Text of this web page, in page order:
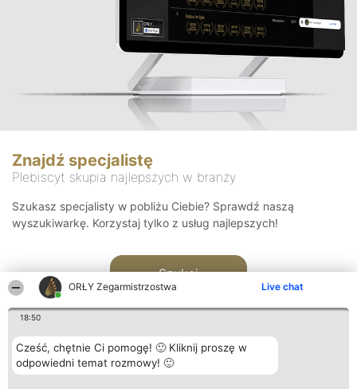
ORŁY Zegarmistrzostwa Live chat
18:50
Cześć, chętnie Ci pomogę! 🙂 Kliknij proszę w
odpowiedni temat rozmowy! 🙂
Znajdź specjalistę
Plebiscyt skupia najlepszych w branży
Szukasz specjalisty w pobliżu Ciebie? Sprawdź naszą
wyszukiwarkę. Korzystaj tylko z usług najlepszych!
Szukaj